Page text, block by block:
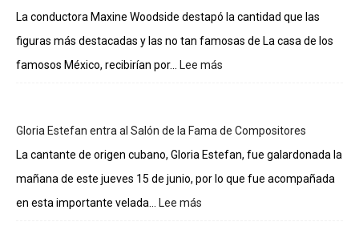
La conductora Maxine Woodside destapó la cantidad que las
figuras más destacadas y las no tan famosas de La casa de los
famosos México, recibirían por... Lee más
los
integrantes
La
Gloria Estefan entra al Salón de la Fama de Compositores
La cantante de origen cubano, Gloria Estefan, fue galardonada la
mañana de este jueves 15 de junio, por lo que fue acompañada
en esta importante velada... Lee más